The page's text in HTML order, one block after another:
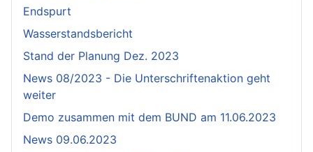
Endspurt
Wasserstandsbericht
Stand der Planung Dez. 2023
News 08/2023 - Die Unterschriftenaktion geht
weiter
Demo zusammen mit dem BUND am 11.06.2023
News 09.06.2023